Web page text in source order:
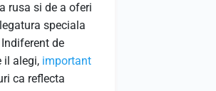
rusa si de a oferi
speciala
de
il alegi, important
ca reflecta